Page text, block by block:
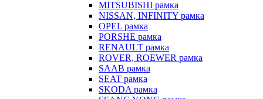
MITSUBISHI рамка
NISSAN, INFINITY рамка
OPEL рамка
PORSHE рамка
RENAULT рамка
ROVER, ROEWER рамка
SAAB рамка
SEAT рамка
SKODA рамка